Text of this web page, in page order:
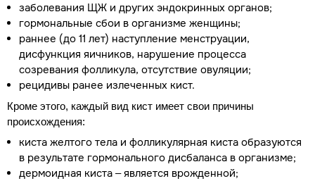
заболевания ЩЖ и других эндокринных органов;
гормональные сбои в организме женщины;
раннее (до 11 лет) наступление менструации,
дисфункция яичников, нарушение процесса
созревания фолликула, отсутствие овуляции;
рецидивы ранее излеченных кист.
Кроме этого, каждый вид кист имеет свои причины
происхождения:
киста желтого тела и фолликулярная киста образуются
в результате гормонального дисбаланса в организме;
дермоидная киста – является врожденной;